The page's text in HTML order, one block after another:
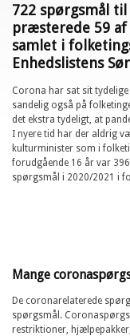
722 spørgsmål
præsterede 59
samlet i
Enhedslistens
Corona har sat sit
sandelig også på
det ekstra tydeligt, at
I nyere tid har der aldrig
kulturminister som i
forudgående 16 år var
spørgsmål i 2020/2021 i
Mange
De coronarelaterede
spørgsmål.
restriktioner,